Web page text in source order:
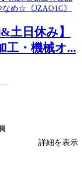
土日休み】
工・機械オ...
詳細を表示